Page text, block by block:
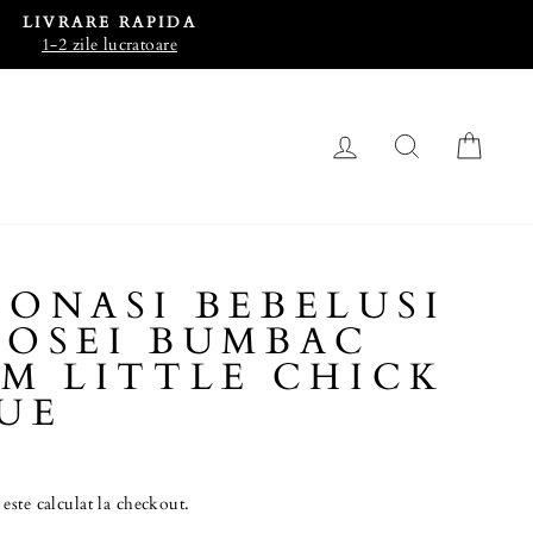
LIVRARE RAPIDA
1-2 zile lucratoare
LOG INCAUTA
BEBELUSI
BUMBAC
LITTLE CHICK
este calculat la checkout.